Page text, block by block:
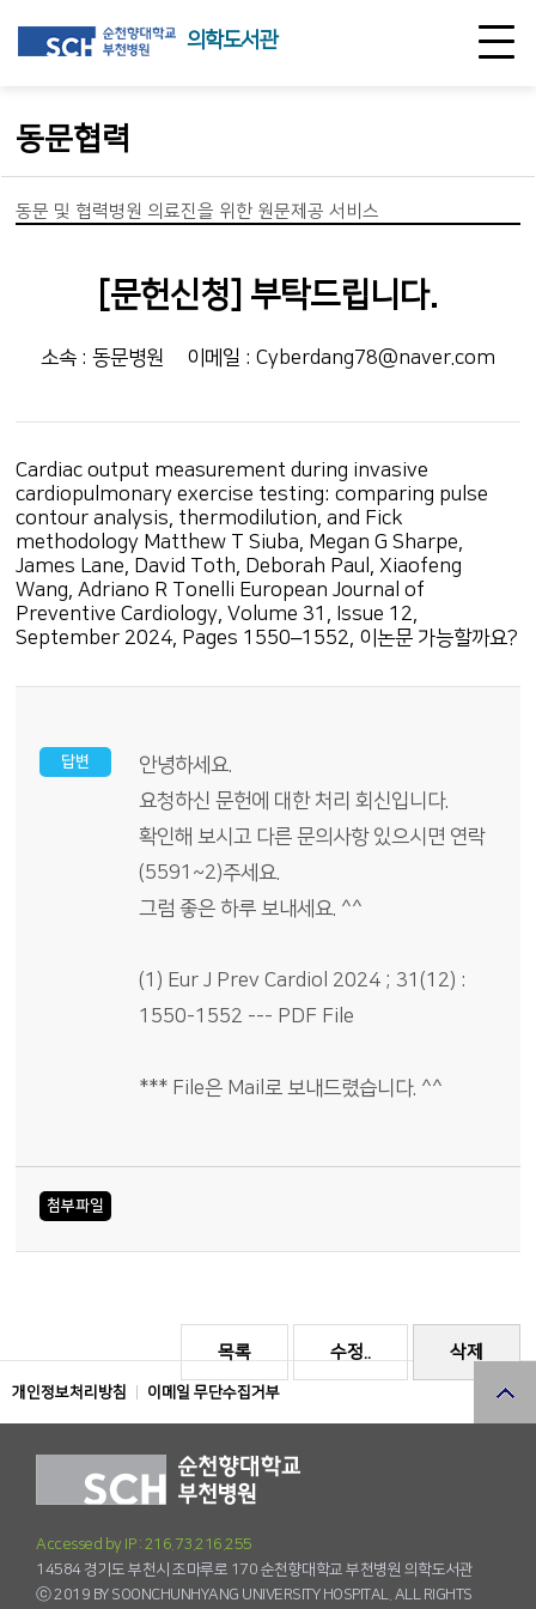
의학도서관
동문협력
동문 및 협력병원 의료진을 위한 원문제공 서비스
[문헌신청] 부탁드립니다.
소속 : 동문병원 이메일 : Cyberdang78@naver.com
Cardiac output measurement during invasive
cardiopulmonary exercise testing: comparing pulse
contour analysis, thermodilution, and Fick
methodology Matthew T Siuba, Megan G Sharpe,
James Lane, David Toth, Deborah Paul, Xiaofeng
Wang, Adriano R Tonelli European Journal of
Preventive Cardiology, Volume 31, Issue 12,
September 2024, Pages 1550–1552, 이논문 가능할까요?
답변
안녕하세요.
요청하신 문헌에 대한 처리 회신입니다.
확인해 보시고 다른 문의사항 있으시면 연락
(5591~2)주세요.
그럼 좋은 하루 보내세요. ^^
(1) Eur J Prev Cardiol 2024 ; 31(12) :
1550-1552 --- PDF File
*** File은 Mail로 보내드렸습니다. ^^
첨부파일
목록 수정.. 삭제
개인정보처리방침 이메일 무단수집거부
Accessed by IP : 216.73.216.255
14584 경기도 부천시 조마루로 170 순천향대학교 부천병원 의학도서관
ⓒ 2019 BY SOONCHUNHYANG UNIVERSITY HOSPITAL. ALL RIGHTS